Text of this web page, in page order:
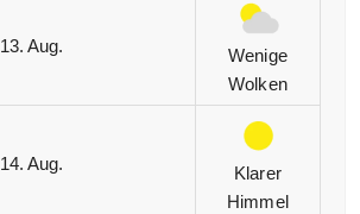
13. Aug.
Wenige
Wolken
14. Aug.
Klarer
Himmel